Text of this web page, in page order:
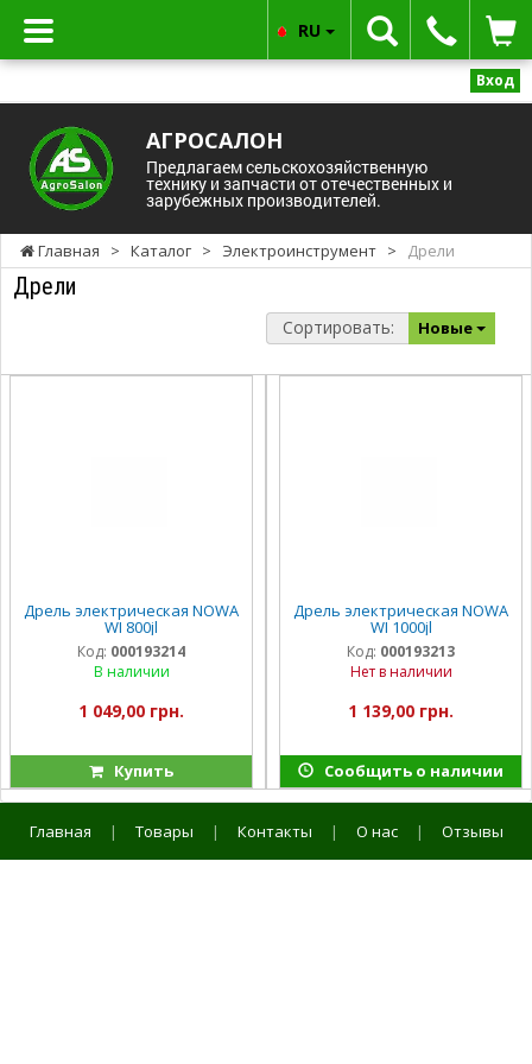
Вход
АГРОСАЛОН
Предлагаем сельскохозяйственную
технику и запчасти от отечественных и
зарубежных производителей.
RU
Главная > Каталог > Электроинструмент > Дрели
Дрели
Сортировать: Новые
Дрель электрическая NOWA
WI 800jl
Код: 000193214
В наличии
1 049,00 грн.
Купить
Дрель электрическая NOWA
WI 1000jl
Код: 000193213
Нет в наличии
1 139,00 грн.
Сообщить о наличии
Главная | Товары | Контакты | О нас | Отзывы